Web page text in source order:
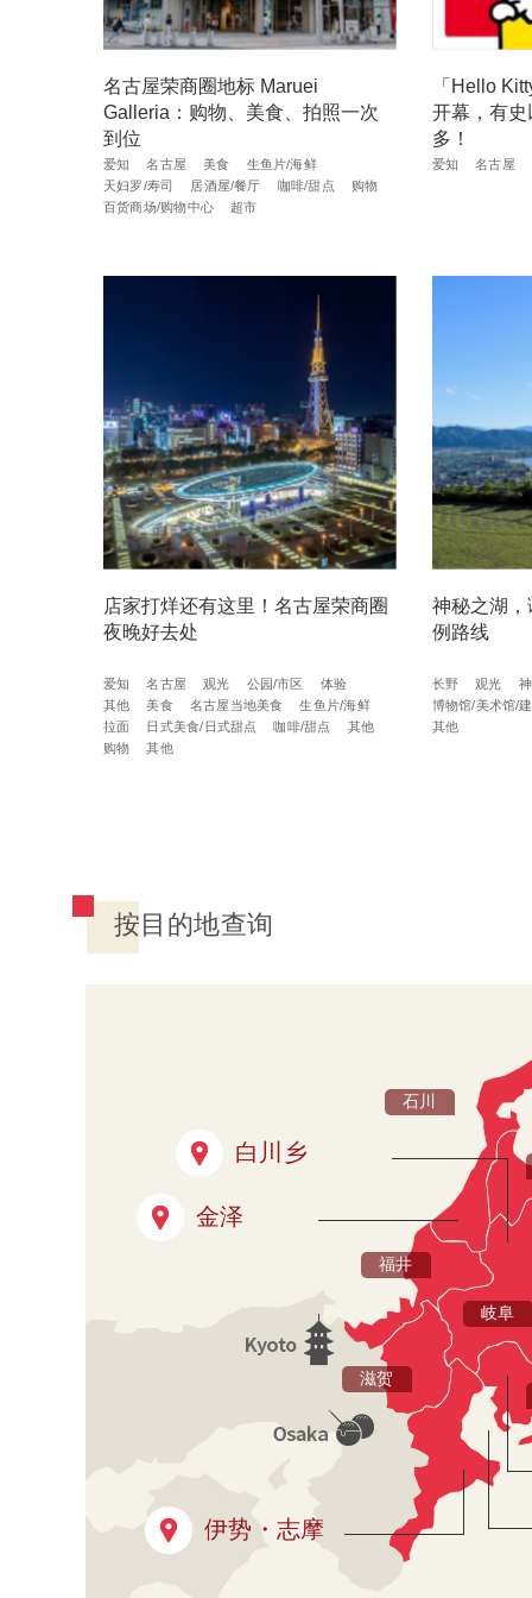
名古屋荣商圈地标 Maruei
Galleria：购物、美食、拍照一次
到位
爱知 名古屋 美食
生鱼片/海鲜
天妇罗/寿司
居酒屋/餐厅 咖啡/甜点
购物
百货商场/购物中心
超市
「Hello
开幕，有
多！
爱知 名古屋
店家打烊还有这里！名古屋荣商圈
夜晚好去处
爱知 名古屋 观光 公园/市区
体验
其他
美食 名古屋当地美食
生鱼片/海鲜
拉面
日式美食/日式甜点 咖啡/甜点
其他
购物
其他
神秘之湖
例路线
长野 观光
博物馆/美术馆/
其他
按目的地查询
滋贺
福井
石川
岐阜
白川乡
金泽
伊势・志摩